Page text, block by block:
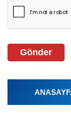
Gönder